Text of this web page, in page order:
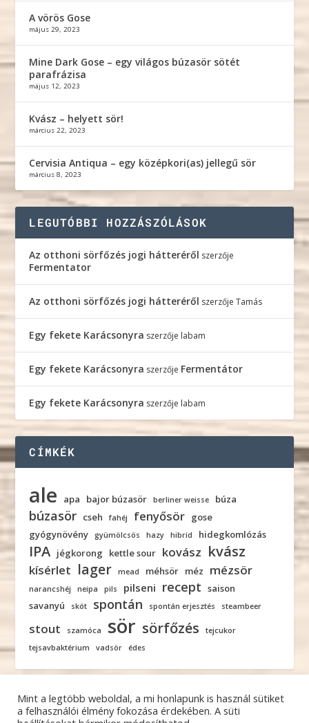
A vörös Gose
május 29, 2023
Mine Dark Gose – egy világos búzasör sötét
parafrázisa
május 12, 2023
Kvász – helyett sör!
március 22, 2023
Cervisia Antiqua – egy középkori(as) jellegű sör
március 8, 2023
LEGUTÓBBI HOZZÁSZÓLÁSOK
Az otthoni sörfőzés jogi hátteréről szerzője
Fermentator
Az otthoni sörfőzés jogi hátteréről szerzőjeTamás
Egy fekete Karácsonyra szerzője labam
Egy fekete Karácsonyra szerzője Fermentátor
Egy fekete Karácsonyra szerzője labam
CÍMKÉK
ale apa bajor búzasör berliner weisse búza
búzasör cseh fahéj fenyősör gose
gyógynövény
gyümölcsös hazy hibrid hidegkomlózás
IPA jégkorong kettle sour kovász kvász
kísérlet lager mead méhsör méz mézsör
narancshéj neipa pils pilseni recept saison
savanyú
skót spontán spontán erjesztés steambeer
stout szamóca sör sörfőzés
tejcukor
tejsavbaktérium
vadsör édes
Mint a legtöbb weboldal, a mi honlapunk is használ sütiket
a felhasználói élmény fokozása érdekében. A süti